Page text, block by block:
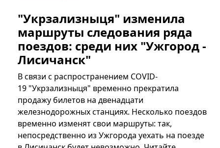
"Укрзализныця" изменила
маршруты следования ряда
поездов: среди них "Ужгород -
Лисичанск"
В связи с распространением COVID-
19 "Укрзализныця" временно прекратила
продажу билетов на двенадцати
железнодорожных станциях. Несколько поездов
временно изменят свои маршруты: так,
непосредственно из Ужгорода уехать на поезде